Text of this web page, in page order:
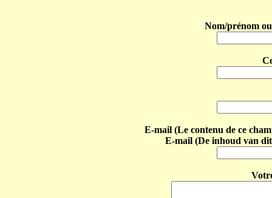
Nom/prénom
E-mail (Le contenu de ce
E-mail (De inhoud van